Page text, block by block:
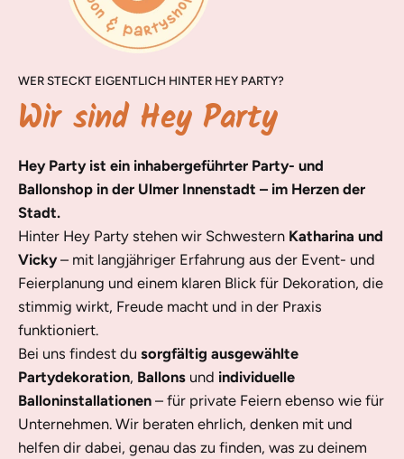
WER STECKT EIGENTLICH HINTER HEY PARTY?
Wir sind Hey Party
Hey Party ist ein inhabergeführter Party- und
Ballonshop in der Ulmer Innenstadt – im Herzen der
Stadt.
Hinter Hey Party stehen wir Schwestern Katharina und
Vicky– mit langjähriger Erfahrung aus der Event- und
Feierplanung und einem klaren Blick für Dekoration, die
stimmig wirkt, Freude macht und in der Praxis
funktioniert.
Bei uns findest du sorgfältig ausgewählte
Partydekoration, Ballons und individuelle
Balloninstallationen – für private Feiern ebenso wie für
Unternehmen. Wir beraten ehrlich, denken mit und
helfen dir dabei, genau das zu finden, was zu deinem